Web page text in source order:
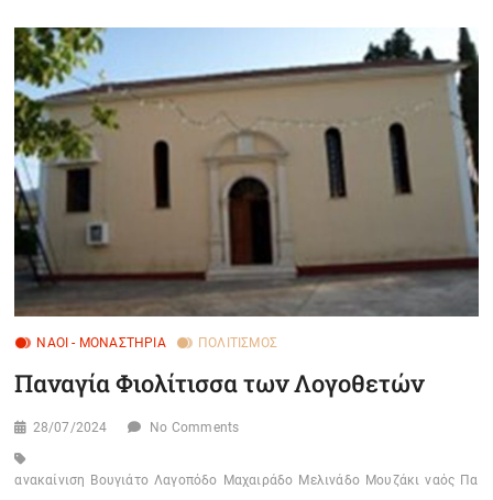
ΝΑΟΊ - ΜΟΝΑΣΤΉΡΙΑ ΠΟΛΙΤΙΣΜΌΣ
Παναγία Φιολίτισσα των Λογοθετών
28/07/2024 No Comments
ανακαίνιση Βουγιάτο Λαγοπόδο Μαχαιράδο Μελινάδο Μουζάκι ναός